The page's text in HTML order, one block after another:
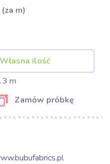
m)
m
Zamów próbkę